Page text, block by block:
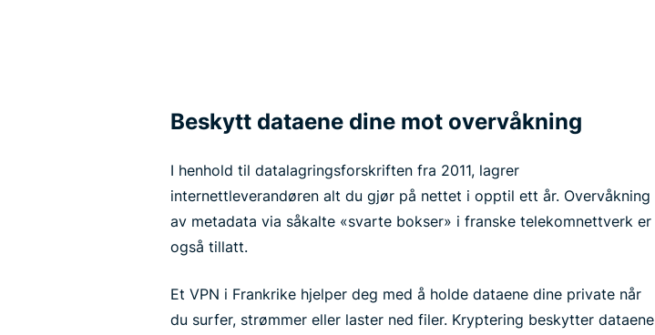
Beskytt dataene dine mot overvåkning
I henhold til datalagringsforskriften fra 2011, lagrer
internettleverandøren alt du gjør på nettet i opptil ett år. Overvåkning
av metadata via såkalte «svarte bokser» i franske telekomnettverk er
også tillatt.
Et VPN i Frankrike hjelper deg med å holde dataene dine private når
du surfer, strømmer eller laster ned filer. Kryptering beskytter dataene